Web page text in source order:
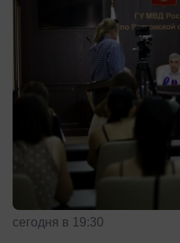
сегодня в 19:30